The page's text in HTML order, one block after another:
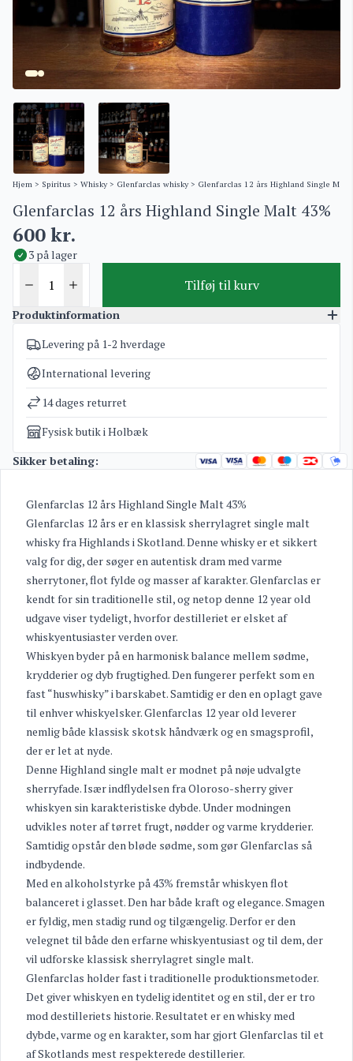
Hjem > Spiritus > Whisky> Glenfarclas whisky> Glenfarclas 12 års Highland Single Malt
Glenfarclas 12 års Highland Single Malt 43%
600kr.
3 på lager
Tilføj til kurv
Produktinformation
Varenummer
4867
Kategorier
Vægt
1,4 kg
Levering på 1-2 hverdage
International levering
14 dages returret
Fysisk butik i Holbæk
Sikker betaling:
Glenfarclas 12 års Highland Single Malt 43%
Glenfarclas 12 års er en klassisk sherrylagret single malt
whisky fra Highlands i Skotland. Denne whisky er et sikkert
valg for dig, der søger en autentisk dram med varme
sherrytoner, flot fylde og masser af karakter. Glenfarclas er
kendt for sin traditionelle stil, og netop denne 12 year old
udgave viser tydeligt, hvorfor destilleriet er elsket af
whiskyentusiaster verden over.
Whiskyen byder på en harmonisk balance mellem sødme,
krydderier og dyb frugtighed. Den fungerer perfekt som en
fast “huswhisky” i barskabet. Samtidig er den en oplagt gave
til enhver whiskyelsker. Glenfarclas 12 year old leverer
nemlig både klassisk skotsk håndværk og en smagsprofil,
der er let at nyde.
Denne Highland single malt er modnet på nøje udvalgte
sherryfade. Især indflydelsen fra Oloroso-sherry giver
whiskyen sin karakteristiske dybde. Under modningen
udvikles noter af tørret frugt, nødder og varme krydderier.
Samtidig opstår den bløde sødme, som gør Glenfarclas så
indbydende.
Med en alkoholstyrke på 43% fremstår whiskyen flot
balanceret i glasset. Den har både kraft og elegance. Smagen
er fyldig, men stadig rund og tilgængelig. Derfor er den
velegnet til både den erfarne whiskyentusiast og til dem, der
vil udforske klassisk sherrylagret single malt.
Glenfarclas holder fast i traditionelle produktionsmetoder.
Det giver whiskyen en tydelig identitet og en stil, der er tro
mod destilleriets historie. Resultatet er en whisky med
dybde, varme og en karakter, som har gjort Glenfarclas til et
af Skotlands mest respekterede destillerier.